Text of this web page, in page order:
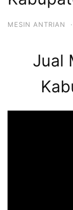
MESIN ANTRIAN ·
Jual